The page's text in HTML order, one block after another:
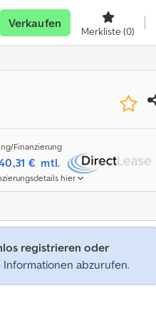
Verkaufen
Merkliste(0)
Finanzierung
€ mtl.
hier
registrieren oder
Informationen abzurufen.